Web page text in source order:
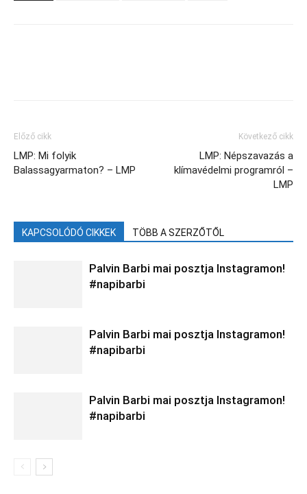
Előző cikk
LMP: Mi folyik
Balassagyarmaton? – LMP
Következő cikk
LMP: Népszavazás a
klímavédelmi programról –
LMP
KAPCSOLÓDÓ CIKKEK TÖBB A SZERZŐTŐL
Palvin Barbi mai posztja Instagramon!
#napibarbi
Palvin Barbi mai posztja Instagramon!
#napibarbi
Palvin Barbi mai posztja Instagramon!
#napibarbi